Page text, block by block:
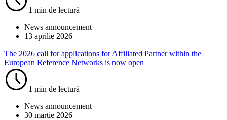
1 min de lectură
News announcement
13 aprilie 2026
The 2026 call for applications for Affiliated Partner within the
European Reference Networks is now open
1 min de lectură
News announcement
30 martie 2026